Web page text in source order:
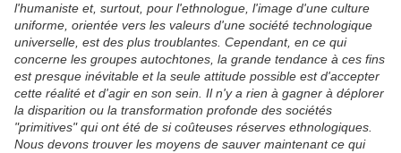
l'humaniste et, surtout, pour l'ethnologue, l'image d'une culture
uniforme, orientée vers les valeurs d'une société technologique
universelle, est des plus troublantes. Cependant, en ce qui
concerne les groupes autochtones, la grande tendance à ces fins
est presque inévitable et la seule attitude possible est d'accepter
cette réalité et d'agir en son sein. Il n'y a rien à gagner à déplorer
la disparition ou la transformation profonde des sociétés
"primitives" qui ont été de si coûteuses réserves ethnologiques.
Nous devons trouver les moyens de sauver maintenant ce qui